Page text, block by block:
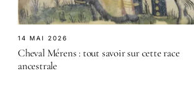
14 MAI 2026
Cheval Mérens : tout savoir sur cette race
ancestrale